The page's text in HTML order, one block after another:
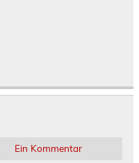
Ein Kommentar